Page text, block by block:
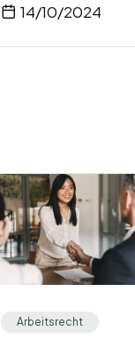
14/10/2024
Arbeitsrecht